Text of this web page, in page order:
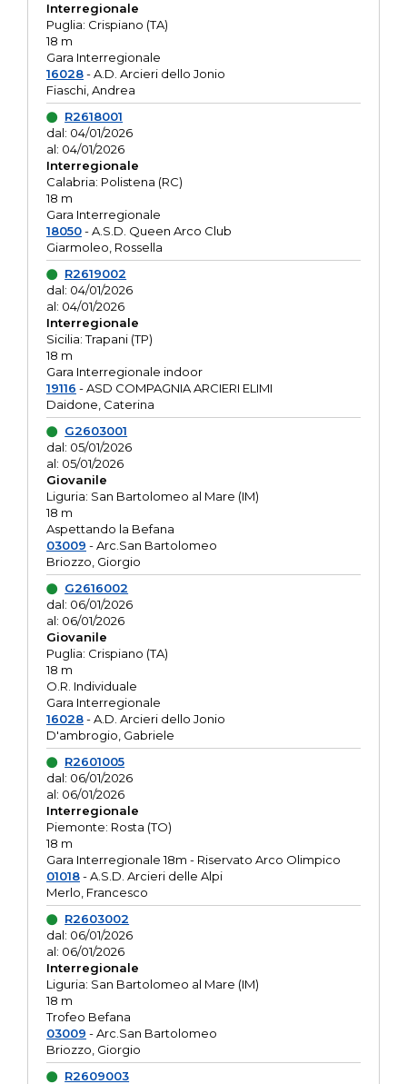
Interregionale
Puglia: Crispiano (TA)
18 m
Gara Interregionale
16028- A.D. Arcieri dello Jonio
Fiaschi, Andrea
R2618001
dal: 04/01/2026
al: 04/01/2026
Interregionale
Calabria: Polistena (RC)
18 m
Gara Interregionale
18050- A.S.D. Queen Arco Club
Giarmoleo, Rossella
R2619002
dal: 04/01/2026
al: 04/01/2026
Interregionale
Sicilia: Trapani (TP)
18 m
Gara Interregionale indoor
19116 - ASD COMPAGNIA ARCIERI ELIMI
Daidone, Caterina
G2603001
dal: 05/01/2026
al: 05/01/2026
Giovanile
Liguria: San Bartolomeo al Mare (IM)
18 m
Aspettando la Befana
03009 - Arc.San Bartolomeo
Briozzo, Giorgio
G2616002
dal: 06/01/2026
al: 06/01/2026
Giovanile
Puglia: Crispiano (TA)
18 m
O.R. Individuale
Gara Interregionale
16028- A.D. Arcieri dello Jonio
D'ambrogio, Gabriele
R2601005
dal: 06/01/2026
al: 06/01/2026
Interregionale
Piemonte: Rosta (TO)
18 m
Gara Interregionale 18m - Riservato Arco Olimpico
01018- A.S.D. Arcieri delle Alpi
Merlo, Francesco
R2603002
dal: 06/01/2026
al: 06/01/2026
Interregionale
Liguria: San Bartolomeo al Mare (IM)
18 m
Trofeo Befana
03009 - Arc.San Bartolomeo
Briozzo, Giorgio
R2609003